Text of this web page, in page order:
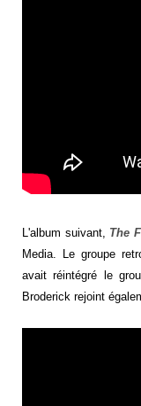
L'album suivant, The
Media. Le groupe
avait réintégré le
Broderick rejoint